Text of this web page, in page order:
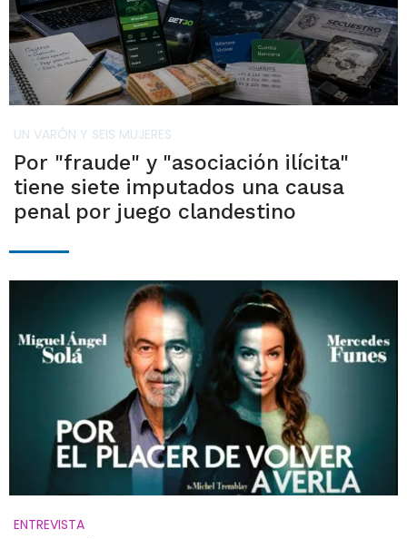
UN VARÓN Y SEIS MUJERES
Por "fraude" y "asociación ilícita"
tiene siete imputados una causa
penal por juego clandestino
ENTREVISTA